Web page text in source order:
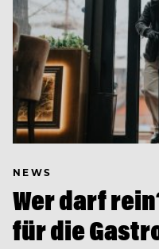
NEWS
Wer darf
für die